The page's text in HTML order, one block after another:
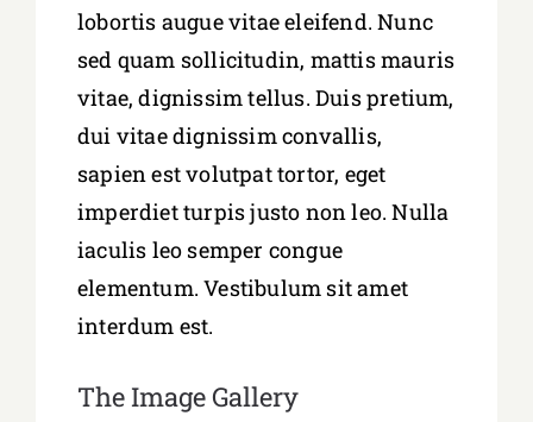
lobortis augue vitae eleifend. Nunc
sed quam sollicitudin, mattis mauris
vitae, dignissim tellus. Duis pretium,
dui vitae dignissim convallis,
sapien est volutpat tortor, eget
imperdiet turpis justo non leo. Nulla
iaculis leo semper congue
elementum. Vestibulum sit amet
interdum est.
The Image Gallery